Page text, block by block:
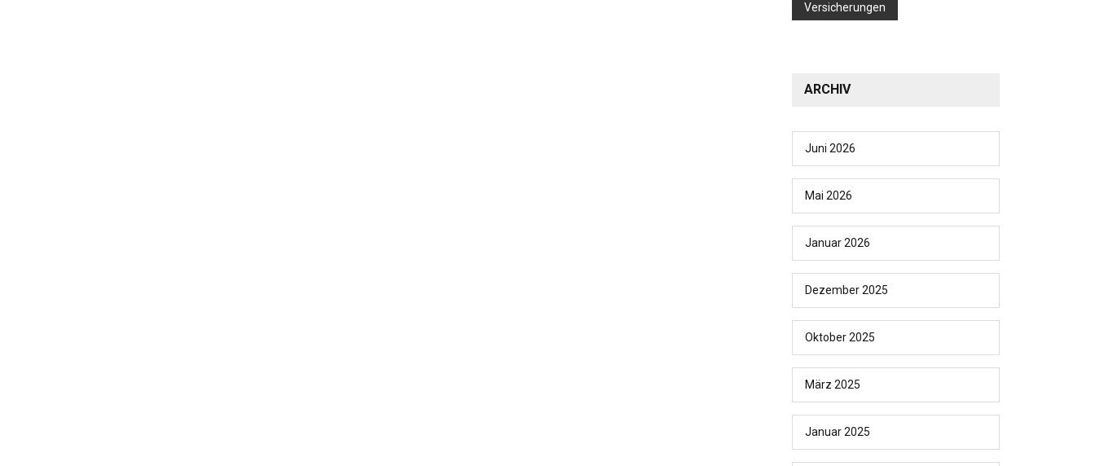
Versicherungen
ARCHIV
Juni 2026
Mai 2026
Januar 2026
Dezember 2025
Oktober 2025
März 2025
Januar 2025